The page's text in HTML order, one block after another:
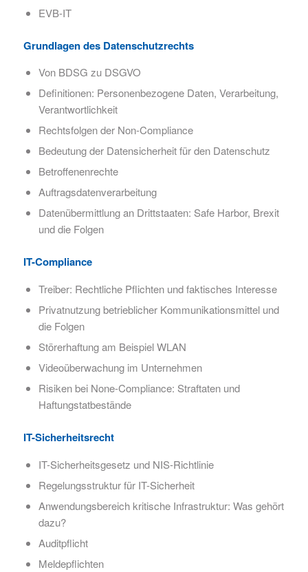
EVB-IT
Grundlagen des Datenschutzrechts
Von BDSG zu DSGVO
Definitionen: Personenbezogene Daten, Verarbeitung,
Verantwortlichkeit
Rechtsfolgen der Non-Compliance
Bedeutung der Datensicherheit für den Datenschutz
Betroffenenrechte
Auftragsdatenverarbeitung
Datenübermittlung an Drittstaaten: Safe Harbor, Brexit
und die Folgen
IT-Compliance
Treiber: Rechtliche Pflichten und faktisches Interesse
Privatnutzung betrieblicher Kommunikationsmittel und
die Folgen
Störerhaftung am Beispiel WLAN
Videoüberwachung im Unternehmen
Risiken bei None-Compliance: Straftaten und
Haftungstatbestände
IT-Sicherheitsrecht
IT-Sicherheitsgesetz und NIS-Richtlinie
Regelungsstruktur für IT-Sicherheit
Anwendungsbereich kritische Infrastruktur: Was gehört
dazu?
Auditpflicht
Meldepflichten